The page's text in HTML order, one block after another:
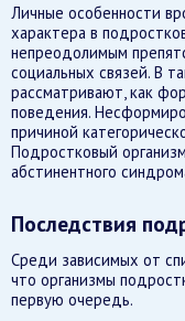
Личные особенности
характера в
непреодолимым
социальных связей. В
рассматривают, как
поведения.
причиной
Подростковый
абстинентного
Последствия
Среди зависимых от
что организмы
первую очередь.